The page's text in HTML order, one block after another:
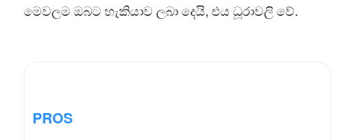
මෙවලම ඔබට හැකියාව ලබා දෙයි, එය ධූරාවලි වේ.
PROS